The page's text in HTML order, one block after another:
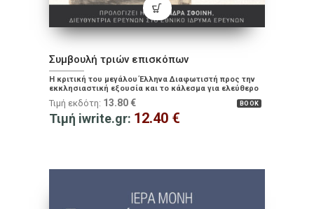
Συμβουλή τριών επισκόπων
Η κριτική του μεγάλου Έλληνα Διαφωτιστή προς την
εκκλησιαστική εξουσία και το κάλεσμα για ελεύθερο
στοχασμό
BOOK
Τιμή εκδότη: 13.80 €
Τιμή iwrite.gr: 12.40 €